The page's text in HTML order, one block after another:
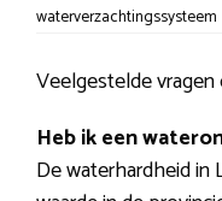
waterverzachtingssysteem
Veelgestelde
Heb ik een
De waterhardheid in